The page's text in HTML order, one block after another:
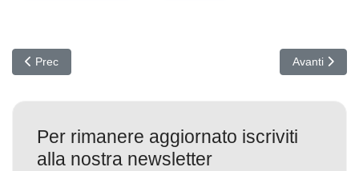
Articolo precedente: Phishing su iMessage e WhatsApp: Bitter
Prec Articolo
Avanti
Per rimanere aggiornato iscriviti
alla nostra newsletter